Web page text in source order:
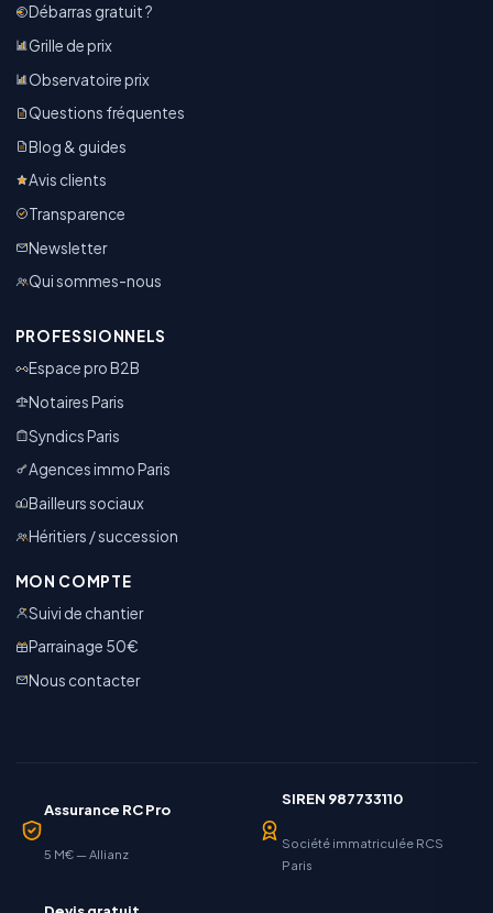
Débarras gratuit ?
Grille de prix
Observatoire prix
Questions fréquentes
Blog & guides
Avis clients
Transparence
Newsletter
Qui sommes-nous
PROFESSIONNELS
Espace pro B2B
Notaires Paris
Syndics Paris
Agences immo Paris
Bailleurs sociaux
Héritiers / succession
MON COMPTE
Suivi de chantier
Parrainage 50€
Nous contacter
Assurance RC Pro
5 M€ — Allianz
SIREN 987733110
Société immatriculée RCS
Paris